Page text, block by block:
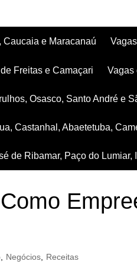
Caucaia e Maracanaú
Freitas e Camaçari Vagas
Osasco, Santo André e
Castanhal, Abaetetuba,
de Ribamar, Paço do
Negócios Receitas